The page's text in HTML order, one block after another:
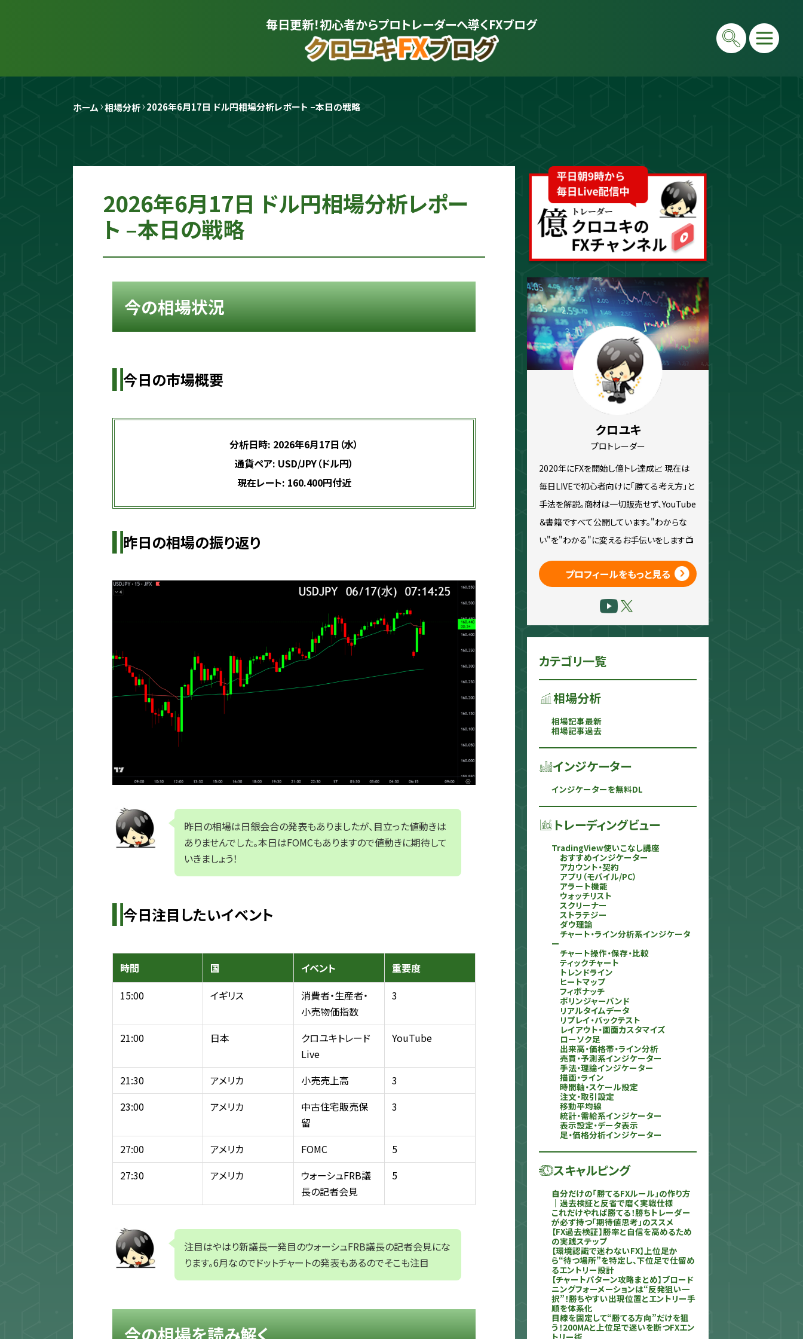
毎日更新！初心者からプロトレーダーへ導くFXブログ
を解説。商材は一切販売せず、YouTube＆書籍ですべて公開しています。"わからない"を"わ
かる"に変えるお手伝いをします📺
TradingView スキャルピング トレード資料
ホーム 相場分析 2026年6月17日 ドル円相場分析レポート –本日の戦略
2026年6月17日 ドル円相場分析レポー
ト –本日の戦略
今の相場状況
今日の市場概要
分析日時: 2026年6月17日（水）
通貨ペア: USD/JPY（ドル円）
現在レート: 160.400円付近
昨日の相場の振り返り
昨日の相場は日銀会合の発表もありましたが、目立った値動きは
ありませんでした。本日はFOMCもありますので値動きに期待して
いきましょう！
今日注目したいイベント
時間 国 イベント
重要度
15:00
イギリス
消費者・生産者・
小売物価指数
3
21:00 日本
クロユキトレード
Live
YouTube
21:30 アメリカ 小売売上高
3
23:00
アメリカ
中古住宅販売保
留
3
27:00 アメリカ FOMC
5
27:30
アメリカ
ウォーシュFRB議
長の記者会見
5
注目はやはり新議長一発目のウォーシュFRB議長の記者会見にな
ります。6月なのでドットチャートの発表もあるのでそこも注目
今の相場を読み解く
クロユキ
プロトレーダー
2020年にFXを開始し億トレ達成📈 現在は
毎日LIVEで初心者向けに「勝てる考え方」と
手法を解説。商材は一切販売せず、YouTube
＆書籍ですべて公開しています。"わからな
い"を"わかる"に変えるお手伝いをします📺
プロフィールをもっと見る
カテゴリ一覧
相場分析
相場記事最新
相場記事過去
インジケーター
インジケーターを無料DL
トレーディングビュー
TradingView使いこなし講座
おすすめインジケーター
アカウント・契約
アプリ（モバイル/PC）
アラート機能
ウォッチリスト
スクリーナー
ストラテジー
ダウ理論
チャート・ライン分析系インジケータ
ー
チャート操作・保存・比較
ティックチャート
トレンドライン
ヒートマップ
フィボナッチ
ボリンジャーバンド
リアルタイムデータ
リプレイ・バックテスト
レイアウト・画面カスタマイズ
ローソク足
出来高・価格帯・ライン分析
売買・予測系インジケーター
手法・理論インジケーター
描画・ライン
時間軸・スケール設定
注文・取引設定
移動平均線
統計・需給系インジケーター
表示設定・データ表示
足・価格分析インジケーター
スキャルピング
自分だけの「勝てるFXルール」の作り方
｜過去検証と反省で磨く実戦仕様
これだけやれば勝てる！勝ちトレーダー
が必ず持つ「期待値思考」のススメ
【FX過去検証】勝率と自信を高めるため
の実践ステップ
【環境認識で迷わないFX】上位足か
ら“待つ場所”を特定し、下位足で仕留め
るエントリー設計
【チャートパターン攻略まとめ】ブロード
ニングフォーメーションは“反発狙い一
択”！勝ちやすい出現位置とエントリー手
順を体系化
目線を固定して“勝てる方向”だけを狙
う！200MAと上位足で迷いを断つFXエン